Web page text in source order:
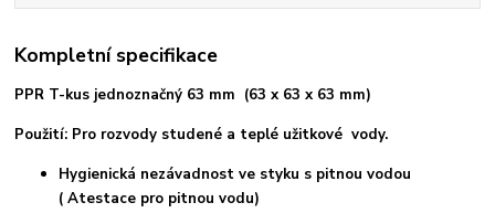
Kompletní specifikace
PPR T-kus jednoznačný 63 mm (63 x 63 x 63 mm)
Použití: Pro rozvody studené a teplé užitkové vody.
Hygienická nezávadnost ve styku s pitnou vodou
( Atestace pro pitnou vodu)